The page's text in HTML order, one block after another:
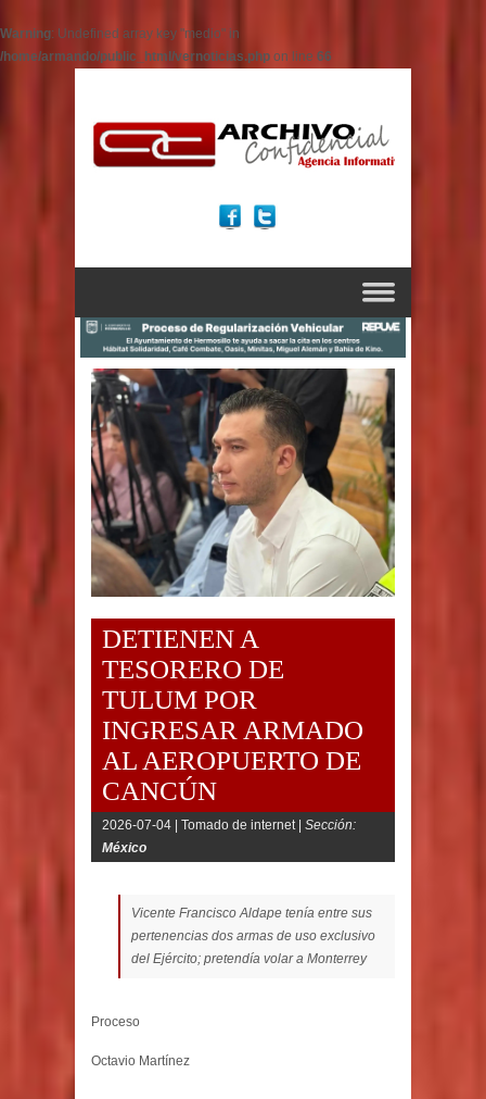
Warning: Undefined array key "medio" in
/home/armando/public_html/vernoticias.php on line 66
DETIENEN A
TESORERO DE
TULUM POR
INGRESAR ARMADO
AL AEROPUERTO DE
CANCÚN
2026-07-04 | Tomado de internet | Sección:
México
Vicente Francisco Aldape tenía entre sus
pertenencias dos armas de uso exclusivo
del Ejército; pretendía volar a Monterrey
Proceso
Octavio Martínez